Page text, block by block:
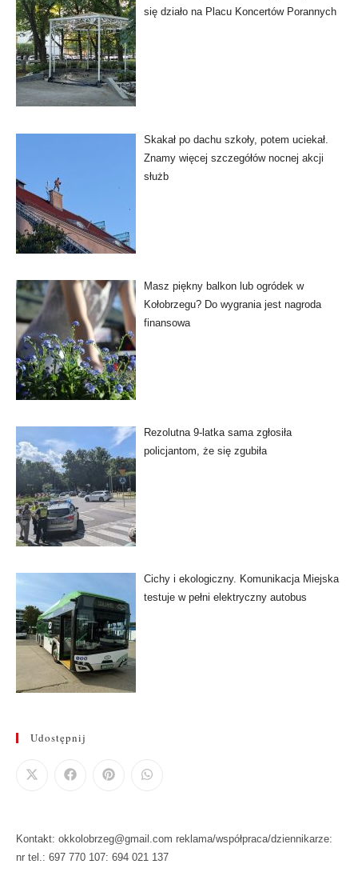
się działo na Placu Koncertów Porannych
Skakał po dachu szkoły, potem uciekał.
Znamy więcej szczegółów nocnej akcji
służb
Masz piękny balkon lub ogródek w
Kołobrzegu? Do wygrania jest nagroda
finansowa
Rezolutna 9-latka sama zgłosiła
policjantom, że się zgubiła
Cichy i ekologiczny. Komunikacja Miejska
testuje w pełni elektryczny autobus
Udostępnij
Kontakt: okkolobrzeg@gmail.com reklama/współpraca/dziennikarze:
nr tel.: 697 770 107: 694 021 137